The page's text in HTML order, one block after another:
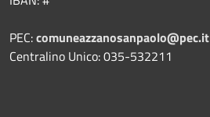
PEC:comuneazzanosanpaolo@pec.it
Centralino Unico: 035-532211